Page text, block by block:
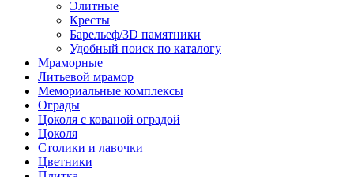
Элитные
Кресты
Барельеф/3D памятники
Удобный поиск по каталогу
Мраморные
Литьевой мрамор
Мемориальные комплексы
Ограды
Цоколя с кованой оградой
Цоколя
Столики и лавочки
Цветники